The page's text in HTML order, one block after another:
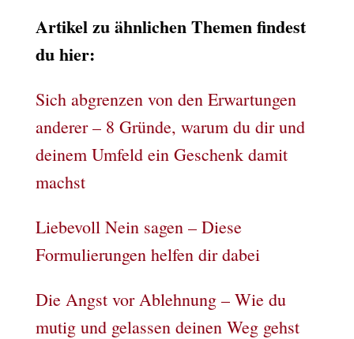
Artikel zu ähnlichen Themen findest
du hier:
Sich abgrenzen von den Erwartungen
anderer – 8 Gründe, warum du dir und
deinem Umfeld ein Geschenk damit
machst
Liebevoll Nein sagen – Diese
Formulierungen helfen dir dabei
Die Angst vor Ablehnung – Wie du
mutig und gelassen deinen Weg gehst